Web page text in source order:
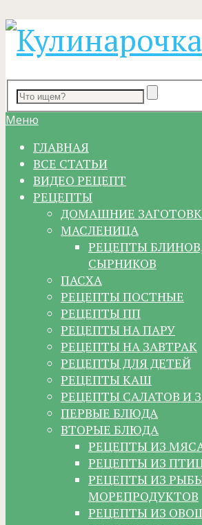
Меню
ГЛАВНАЯ
ВСЕ СТАТЬИ
ВИДЕО РЕЦЕПТ
РЕЦЕПТЫ
ДОМАШНИЕ
МАСЛЕНИЦА
РЕЦЕПТЫ
СЫРНИКОВ
ПАСХА
РЕЦЕПТЫ ПОСТНЫЕ
РЕЦЕПТЫ ПП
РЕЦЕПТЫ НА ПАРУ
РЕЦЕПТЫ НА ЗАВТРАК
РЕЦЕПТЫ ДЛЯ ДЕТЕЙ
РЕЦЕПТЫ КАШ
РЕЦЕПТЫ САЛАТОВ И
ПЕРВЫЕ БЛЮДА
ВТОРЫЕ БЛЮДА
РЕЦЕПТЫ ИЗ
РЕЦЕПТЫ ИЗ
РЕЦЕПТЫ ИЗ
МОРЕПРОДУКТОВ
РЕЦЕПТЫ ИЗ